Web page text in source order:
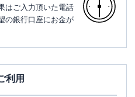
はご入力頂いた電話
の銀行口座にお金が
利用